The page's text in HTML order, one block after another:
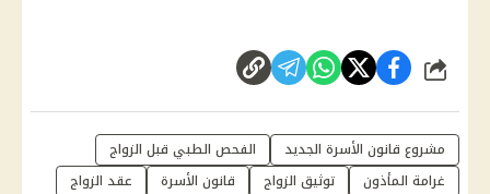
شارك
مشروع قانون الأسرة الجديد
الفحص الطبي قبل الزواج
غرامة المأذون
توثيق الزواج قانون الأسرة
عقد الزواج